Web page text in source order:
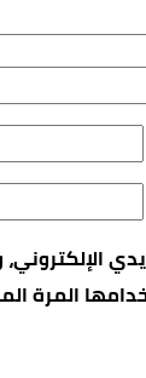
المرة